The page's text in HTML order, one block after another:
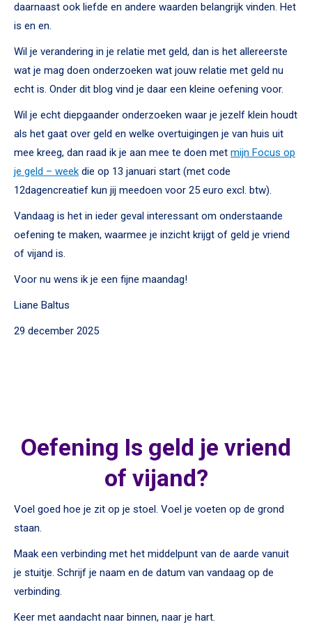
daarnaast ook liefde en andere waarden belangrijk vinden. Het
is en en.
Wil je verandering in je relatie met geld, dan is het allereerste
wat je mag doen onderzoeken wat jouw relatie met geld nu
echt is. Onder dit blog vind je daar een kleine oefening voor.
Wil je echt diepgaander onderzoeken waar je jezelf klein houdt
als het gaat over geld en welke overtuigingen je van huis uit
mee kreeg, dan raad ik je aan mee te doen met mijn Focus op
je geld – week die op 13 januari start (met code
12dagencreatief kun jij meedoen voor 25 euro excl. btw).
Vandaag is het in ieder geval interessant om onderstaande
oefening te maken, waarmee je inzicht krijgt of geld je vriend
of vijand is.
Voor nu wens ik je een fijne maandag!
Liane Baltus
29 december 2025
Oefening Is geld je vriend
of vijand?
Voel goed hoe je zit op je stoel. Voel je voeten op de grond
staan.
Maak een verbinding met het middelpunt van de aarde vanuit
je stuitje. Schrijf je naam en de datum van vandaag op de
verbinding.
Keer met aandacht naar binnen, naar je hart.